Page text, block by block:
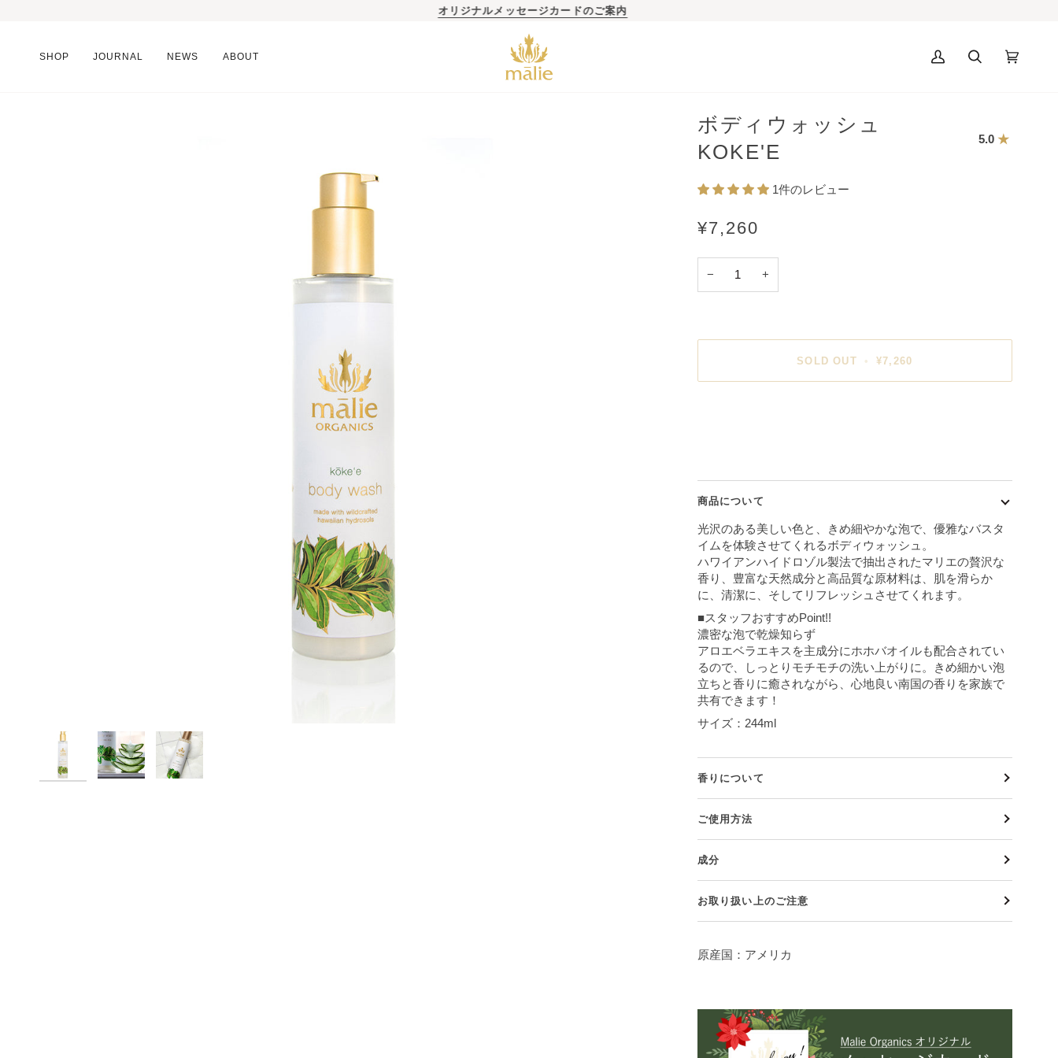
オリジナルメッセージカードのご案内
SHOP JOURNAL NEWS ABOUT
マ
カ
ボディウォッシュ
KOKE'E
5.0
1件のレビュー
¥7,260
− +
SOLD OUT • ¥7,260
商品について
光沢のある美しい色と、きめ細やかな泡で、優雅なバスタ
イムを体験させてくれるボディウォッシュ。
ハワイアンハイドロゾル製法で抽出されたマリエの贅沢な
香り、豊富な天然成分と高品質な原材料は、肌を滑らか
に、清潔に、そしてリフレッシュさせてくれます。
■スタッフおすすめPoint!!
濃密な泡で乾燥知らず
アロエベラエキスを主成分にホホバオイルも配合されてい
るので、しっとりモチモチの洗い上がりに。きめ細かい泡
立ちと香りに癒されながら、心地良い南国の香りを家族で
共有できます！
サイズ：244ml
香りについて
ご使用方法
成分
お取り扱い上のご注意
原産国：アメリカ